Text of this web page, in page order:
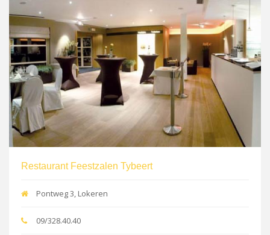
Restaurant Feestzalen Tybeert
Pontweg 3, Lokeren
09/328.40.40